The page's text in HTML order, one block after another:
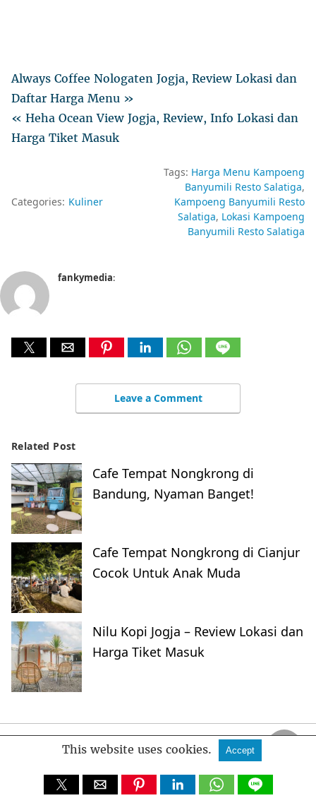
Always Coffee Nologaten Jogja, Review Lokasi dan
Daftar Harga Menu »
« Heha Ocean View Jogja, Review, Info Lokasi dan
Harga Tiket Masuk
Categories: Kuliner
Tags: Harga Menu Kampoeng
Banyumili Resto Salatiga
Kampoeng Banyumili Resto
Salatiga Lokasi Kampoeng
Banyumili Resto Salatiga
fankymedia:
Leave a Comment
Related Post
Cafe Tempat Nongkrong di
Bandung, Nyaman Banget!
Cafe Tempat Nongkrong di Cianjur
Cocok Untuk Anak Muda
Nilu Kopi Jogja – Review Lokasi dan
Harga Tiket Masuk
FankyMedia
View Non-AMP Version
This website uses cookies. Accept